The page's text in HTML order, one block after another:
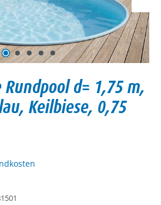
d= 1,75 m,
Keilbiese, 0,75